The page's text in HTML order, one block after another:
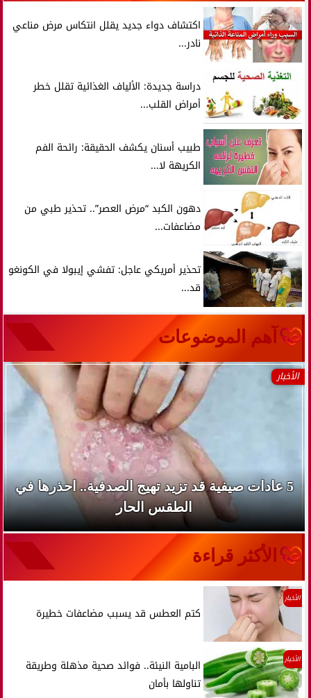
اكتشاف دواء جديد يقلل انتكاس مرض مناعي
نادر...
دراسة جديدة: الألياف الغذائية تقلل خطر
أمراض القلب...
طبيب أسنان يكشف الحقيقة: رائحة الفم
الكريهة لا...
دهون الكبد “مرض العصر”.. تحذير طبي من
مضاعفات...
تحذير أمريكي عاجل: تفشي إيبولا في الكونغو
قد...
آهم الموضوعات
الأخبار
5 عادات صيفية قد تزيد تهيج الصدفية.. احذرها في
الطقس الحار
الأكثر قراءة
الأخبار
كتم العطس قد يسبب مضاعفات خطيرة
الأخبار
البامية النيئة.. فوائد صحية مذهلة وطريقة
تناولها بأمان